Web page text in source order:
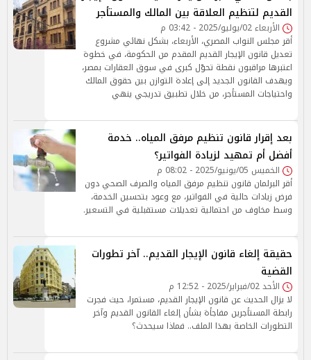
القديم لتنظيم العلاقة بين المالك والمستأجر
الأربعاء 02/يوليو/2025 - 03:42 م
أقر مجلس النواب المصري، الأربعاء، بشكل نهائي مشروع
تعديل قانون الإيجار القديم المقدم من الحكومة، في خطوة
اعتبرها مراقبون نقطة تحوّل كبرى في سوق العقارات بمصر،
ويهدف القانون الجديد إلى إعادة التوازن بين حقوق المالك
واحتياجات المستأجر، من خلال تطبيق تدريجي ينهي
بعد إقرار قانون تنظيم مرفق المياه.. خدمة
أفضل أم تمهيد لزيادة الفواتير؟
الخميس 05/يونيو/2025 - 08:02 م
أقر البرلمان قانون تنظيم مرفق المياه والصرف الصحي دون
فرض زيادات حالية في الفواتير، مع وعود بتحسين الخدمة،
وسط مخاوف من احتمالية تعديلات مستقبلية في التسعير.
حقيقة إلغاء قانون الإيجار القديم.. آخر تطورات
القضية
الأحد 02/فبراير/2025 - 12:52 م
لا يزال الحديث عن قانون الإيجار القديم، مستمرا، حيث فجرت
رابطة المستأجرين مفاجأة بشأن إلغاء القانون القديم وآخر
التطورات الخاصة بهذا الملف.. فماذا سيحدث؟